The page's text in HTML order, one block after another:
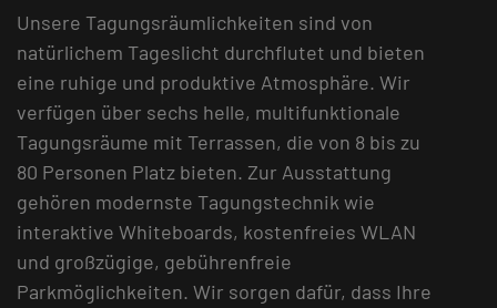
Unsere Tagungsräumlichkeiten sind von
natürlichem Tageslicht durchflutet und bieten
eine ruhige und produktive Atmosphäre. Wir
verfügen über sechs helle, multifunktionale
Tagungsräume mit Terrassen, die von 8 bis zu
80 Personen Platz bieten. Zur Ausstattung
gehören modernste Tagungstechnik wie
interaktive Whiteboards, kostenfreies WLAN
und großzügige, gebührenfreie
Parkmöglichkeiten. Wir sorgen dafür, dass Ihre